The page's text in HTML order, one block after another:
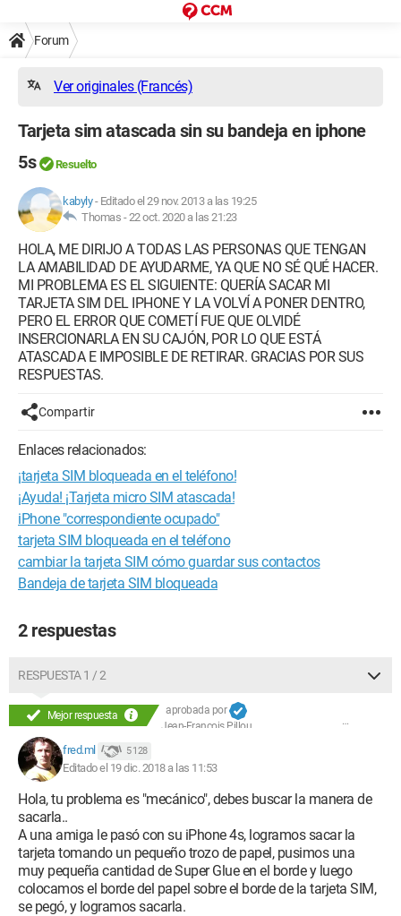
Forum
Ver originales (Francés)
Tarjeta sim atascada sin su bandeja en iphone
5s
Resuelto
kabyly- Editado el 29 nov. 2013 a las 19:25
Thomas -22 oct. 2020 a las 21:23
HOLA, ME DIRIJO A TODAS LAS PERSONAS QUE TENGAN
LA AMABILIDAD DE AYUDARME, YA QUE NO SÉ QUÉ HACER.
MI PROBLEMA ES EL SIGUIENTE: QUERÍA SACAR MI
TARJETA SIM DEL IPHONE Y LA VOLVÍ A PONER DENTRO,
PERO EL ERROR QUE COMETÍ FUE QUE OLVIDÉ
INSERCIONARLA EN SU CAJÓN, POR LO QUE ESTÁ
ATASCADA E IMPOSIBLE DE RETIRAR. GRACIAS POR SUS
RESPUESTAS.
Compartir
Enlaces relacionados:
¡tarjeta SIM bloqueada en el teléfono!
¡Ayuda! ¡Tarjeta micro SIM atascada!
iPhone "correspondiente ocupado"
tarjeta SIM bloqueada en el teléfono
cambiar la tarjeta SIM cómo guardar sus contactos
Bandeja de tarjeta SIM bloqueada
2 respuestas
RESPUESTA 1 / 2
Mejor respuesta
aprobada por
Jean-François Pillou
fred.ml 5 128
Editado el 19 dic. 2018 a las 11:53
Hola, tu problema es "mecánico", debes buscar la manera de
sacarla..
A una amiga le pasó con su iPhone 4s, logramos sacar la
tarjeta tomando un pequeño trozo de papel, pusimos una
muy pequeña cantidad de Super Glue en el borde y luego
colocamos el borde del papel sobre el borde de la tarjeta SIM,
se pegó, y logramos sacarla.